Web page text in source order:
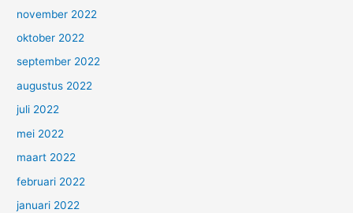
november 2022
oktober 2022
september 2022
augustus 2022
juli 2022
mei 2022
maart 2022
februari 2022
januari 2022